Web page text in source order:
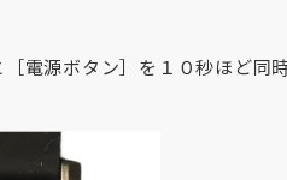
電源ボタン］を１０秒ほど同時